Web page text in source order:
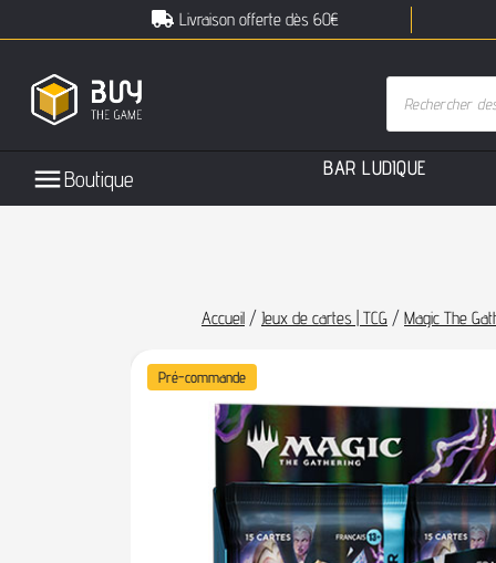
Livraison offerte dès 60€
Boutique BAR LUDIQUE
Accueil / Jeux de cartes | TCG / Magic The
Pré-commande